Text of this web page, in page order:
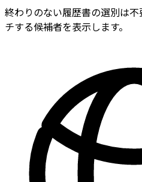
終わりのない履歴書の選別は
チする候補者を表示します。